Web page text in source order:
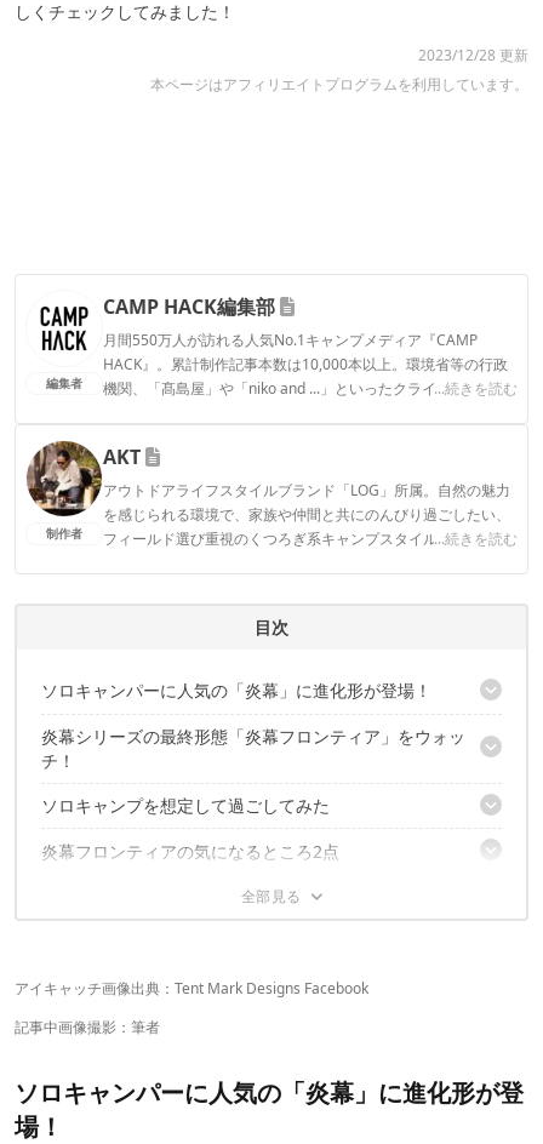
しくチェックしてみました！
2023/12/28 更新
本ページはアフィリエイトプログラムを利用しています。
編集者
CAMP HACK編集部
月間550万人が訪れる人気No.1キャンプメディア『CAMP
HACK』。累計制作記事本数は10,000本以上。環境省等の行政
機関、「髙島屋」や「niko and ...」といったクライアントとの
...続きを読む
CAMP HACK編集部のプロフィール
制作者
AKT
アウトドアライフスタイルブランド「LOG」所属。自然の魅力
を感じられる環境で、家族や仲間と共にのんびり過ごしたい、
フィールド選び重視のくつろぎ系キャンプスタイル。のんびり
...続きを読む
目次
ソロキャンパーに人気の「炎幕」に進化形が登場！
最新モデルの炎幕は、なんと「前室」付き！
炎幕シリーズの最終形態「炎幕フロンティア」をウォッ
チ！
開封してセット内容をチェック
ソロキャンプを想定して過ごしてみた
チェアにも座れる快適な高さ
前室があることでデュオにも対応できそう
いろいろな張り方ができる
スカートにも一工夫あり
炎幕フロンティアの気になるところ2点
ULスタイルのソロキャンプには不向き
広々していて快適に過ごせる炎幕フロンティア
アイキャッチ画像出典： Tent Mark Designs Facebook
記事中画像撮影：筆者
ソロキャンパーに人気の「炎幕」に進化形が登
場！